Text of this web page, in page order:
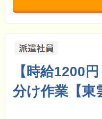
【時給1200
分け作業【東